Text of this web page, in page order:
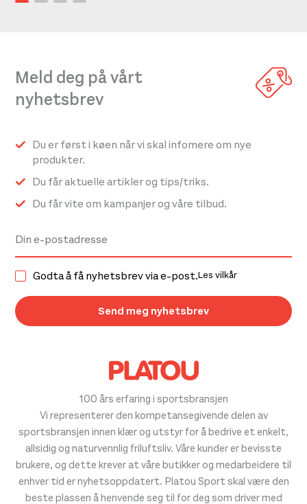
100 års erfaring i sportsbransjen
Vi representerer den kompetansegivende delen av
sportsbransjen innen klær og utstyr for å bedrive et enkelt,
allsidig og naturvennlig friluftsliv. Våre kunder er bevisste
brukere, og dette krever at våre butikker og medarbeidere til
enhver tid er nyhetsoppdatert. Platou Sport skal være den
beste plassen å henvende seg til for deg som driver med
Meld deg på vårt
nyhetsbrev
Du er først i køen når vi skal infomere om nye
produkter.
Du får aktuelle artikler og tips/triks.
Du får vite om kampanjer og våre tilbud.
Godta å få nyhetsbrev via e-post.Les vilkår